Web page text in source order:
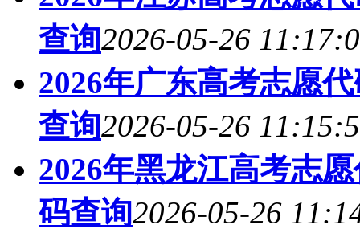
查询2026-05-26
2026年广东高考志愿
查询2026-05-26
2026年黑龙江高考志
码查询2026-05-26